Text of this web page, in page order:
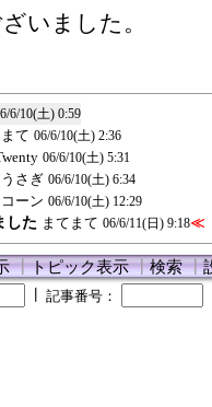
いました。
6/10(土) 0:59
て 06/6/10(土) 2:36
06/6/10(土) 5:31
さぎ 06/6/10(土) 6:34
ーン 06/6/10(土) 12:29
した まてまて 06/6/11(日) 9:18≪
┃トピック表示┃検索┃
記事番号：